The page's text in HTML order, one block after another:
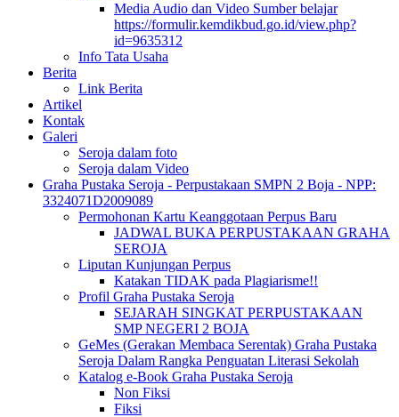
Media Audio dan Video Sumber belajar
https://formulir.kemdikbud.go.id/view.php?
id=9635312
Info Tata Usaha
Berita
Link Berita
Artikel
Kontak
Galeri
Seroja dalam foto
Seroja dalam Video
Graha Pustaka Seroja - Perpustakaan SMPN 2 Boja - NPP:
3324071D2009089
Permohonan Kartu Keanggotaan Perpus Baru
JADWAL BUKA PERPUSTAKAAN GRAHA
SEROJA
Liputan Kunjungan Perpus
Katakan TIDAK pada Plagiarisme!!
Profil Graha Pustaka Seroja
SEJARAH SINGKAT PERPUSTAKAAN
SMP NEGERI 2 BOJA
GeMes (Gerakan Membaca Serentak) Graha Pustaka
Seroja Dalam Rangka Penguatan Literasi Sekolah
Katalog e-Book Graha Pustaka Seroja
Non Fiksi
Fiksi